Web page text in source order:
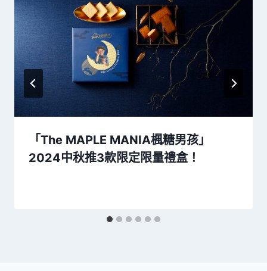
「The MAPLE MANIA楓糖男孩」
2024中秋推3款限定限量禮盒！